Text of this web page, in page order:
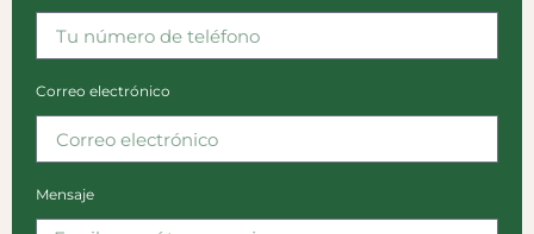
Correo electrónico
Mensaje